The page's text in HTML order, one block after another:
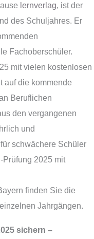
lernverlag, ist der
des Schuljahres. Er
Fachoberschüler.
mit vielen kostenlosen
auf die kommende
Beruflichen
den vergangenen
und
schwächere Schüler
2025 mit
finden Sie die
Jahrgängen.
sichern –